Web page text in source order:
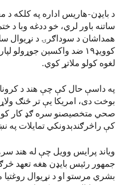
د بایډن-هاریس اداره په کلکه د
ساتنه باور لري، خو ددغه وبا د
همداشان د سوداګرۍ د نړیوال
کوویډ۱۹ ضد واکسین
لغوه کولو ملاتړ کوي.
په داسې حال کې چې هند د
بوخت دی، امریکا یې تر څنګ
صحي متخصیصنو سره ګډ کار
کې راڅرګندېدونکي تمایلات
ویاند پرایس وویل چې له هند
جمهور رئيس بایډن هغه تعهد
بشري مرستو او د نړیوال روغتیا